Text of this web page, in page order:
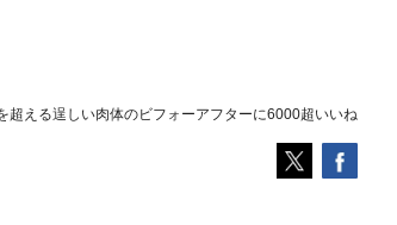
超える逞しい肉体のビフォーアフターに6000超いいね